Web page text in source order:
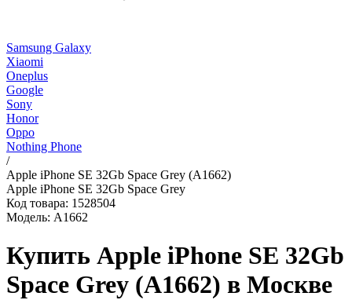
Samsung Galaxy
Xiaomi
Oneplus
Google
Sony
Honor
Oppo
Nothing Phone
/
Apple iPhone SE 32Gb Space Grey (A1662)
Apple iPhone SE 32Gb Space Grey
Код товара: 1528504
Модель: A1662
Купить Apple iPhone SE 32Gb
Space Grey (A1662) в Москве